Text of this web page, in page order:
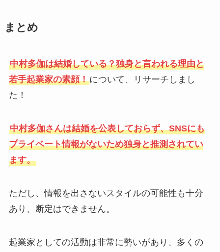
まとめ
中村多伽は結婚している？独身と言われる理由と
若手起業家の素顔！について、リサーチしまし
た！
中村多伽さんは結婚を公表しておらず、SNSにも
プライベート情報がないため独身と推測されてい
ます。
ただし、情報を出さないスタイルの可能性も十分
あり、断定はできません。
起業家としての活動は非常に勢いがあり、多くの